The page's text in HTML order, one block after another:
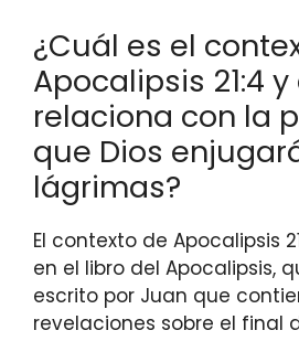
¿Cuál es el
Apocalipsis 21:4
relaciona con la
que Dios
lágrimas?
El contexto de Apocalipsis
en el libro del Apocalipsis,
escrito por Juan que
revelaciones sobre el final